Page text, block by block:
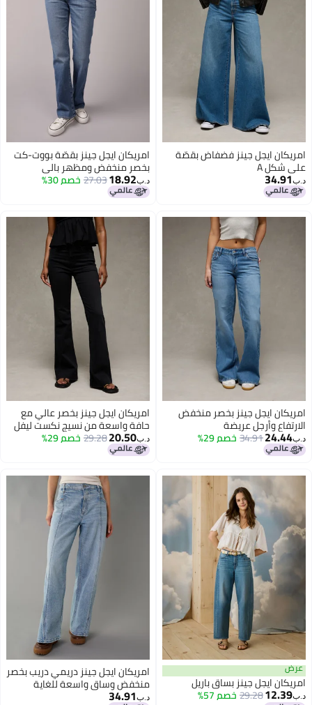
امريكان ايجل جينز فضفاض بقصّة
على شكل A
د.ب‏34.91
امريكان ايجل جينز بقصّة بووت-كت
بخصر منخفض ومظهر بالي
د.ب‏18.92
27.03خصم 30%
امريكان ايجل جينز بخصر منخفض
الارتفاع وأرجل عريضة
د.ب‏24.44
34.91خصم 29%
امريكان ايجل جينز بخصر عالي مع
حافة واسعة من نسيج نكست ليفل
د.ب‏20.50
29.28خصم 29%
عرض
امريكان ايجل جينز بساق باريل
د.ب‏12.39
29.28خصم 57%
امريكان ايجل جينز دريمي دريب بخصر
منخفض وساق واسعة للغاية
د.ب‏34.91